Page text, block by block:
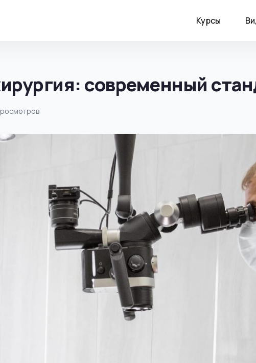
Курсы
современный